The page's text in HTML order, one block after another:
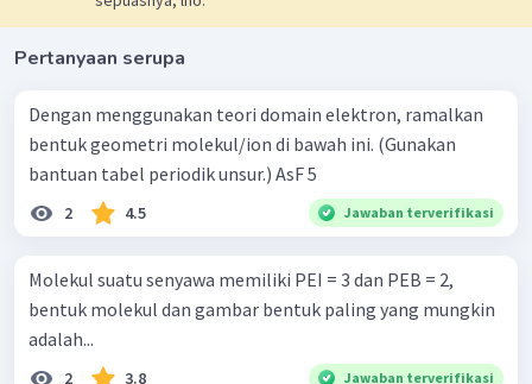
Pertanyaan serupa
Dengan menggunakan teori domain elektron, ramalkan
bentuk geometri molekul/ion di bawah ini. (Gunakan
bantuan tabel periodik unsur.) AsF 5 ​
2 4.5 Jawaban terverifikasi
Molekul suatu senyawa memiliki PEI = 3 dan PEB = 2,
bentuk molekul dan gambar bentuk paling yang mungkin
adalah...
2 3.8 Jawaban terverifikasi